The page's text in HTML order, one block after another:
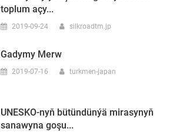
toplum açy...
2019-09-24 silkroadtm.jp
Gadymy Merw
2019-07-16 turkmen-japan
UNESKO-nyň bütündünýä mirasynyň
sanawyna goşu...